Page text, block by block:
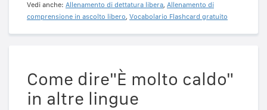
Vedi anche: Allenamento di dettatura libera, Allenamento di
comprensione in ascolto libero, Vocabolario Flashcard gratuito
Come dire"È molto caldo"
in altre lingue